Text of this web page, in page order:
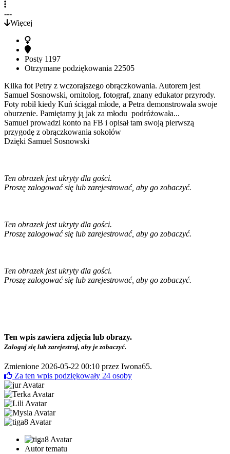
---
Więcej
Posty 1197
Otrzymane podziękowania 22505
Kilka fot Petry z wczorajszego obrączkowania. Autorem jest
Samuel Sosnowski, ornitolog, fotograf, znany edukator przyrody.
Foty robił kiedy Kuń ściągał młode, a Petra demonstrowała swoje
oburzenie. Pamiętamy ją jak za młodu podróżowała...
Samuel prowadzi konto na FB i opisał tam swoją pierwszą
przygodę z obrączkowania sokołów
Dzięki Samuel Sosnowski
Ten obrazek jest ukryty dla gości.
Proszę zalogować się lub zarejestrować, aby go zobaczyć.
Ten obrazek jest ukryty dla gości.
Proszę zalogować się lub zarejestrować, aby go zobaczyć.
Ten obrazek jest ukryty dla gości.
Proszę zalogować się lub zarejestrować, aby go zobaczyć.
Ten wpis zawiera zdjęcia lub obrazy.
Zaloguj się lub zarejestruj, aby je zobaczyć.
Zmienione 2026-05-22 00:10 przez Iwona65.
Za ten wpis podziękowały 24 osoby
Autor tematu